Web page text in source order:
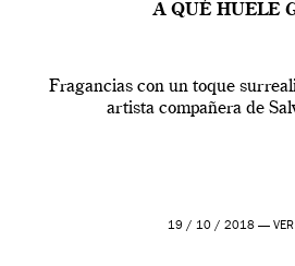
A QUÉ HUELE
Fragancias con un toque
artista compañera de
19 / 10 / 2018 —